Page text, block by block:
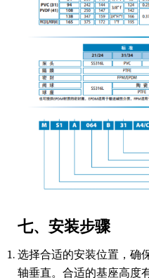
七、安装步骤
选择合适的安装位置，确
轴垂直。合适的基座高度